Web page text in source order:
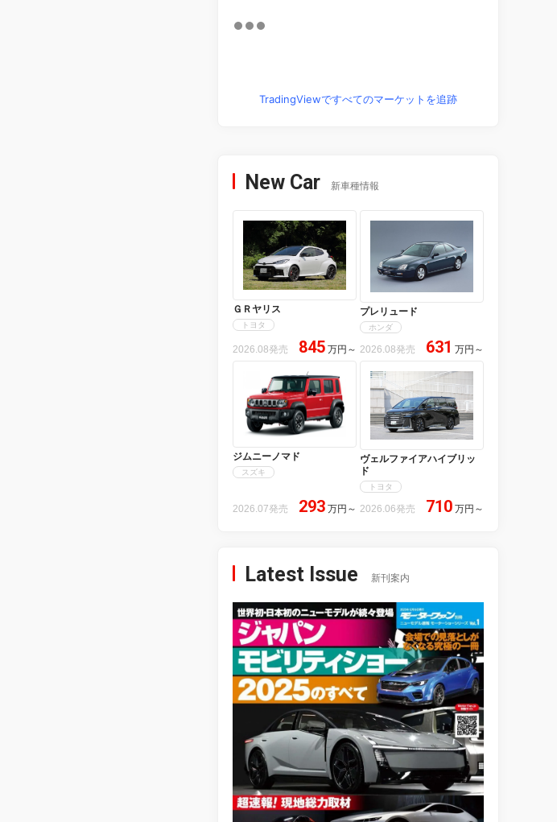
TradingViewですべてのマーケットを追跡
New Car 新車種情報
ＧＲヤリス
トヨタ
2026.08発売 845 万円 ～
プレリュード
ホンダ
2026.08発売 631 万円 ～
ジムニーノマド
スズキ
2026.07発売 293 万円 ～
ヴェルファイアハイブリッ
ド
トヨタ
2026.06発売 710 万円 ～
Latest Issue 新刊案内